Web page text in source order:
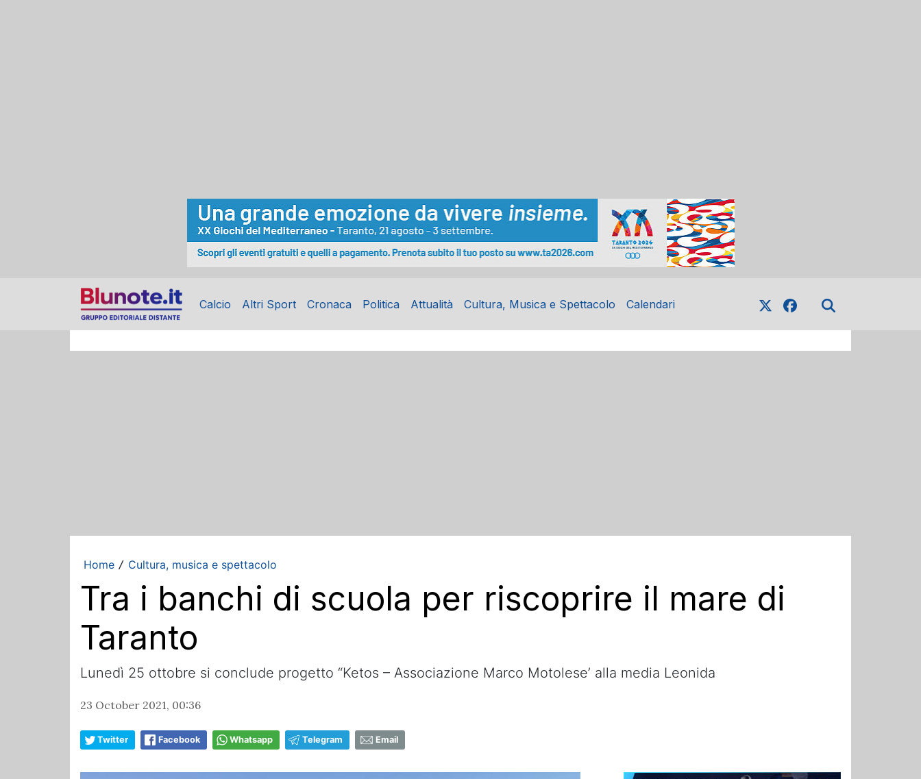
Calcio Altri Sport Cronaca Politica Attualità Cultura, Musica e Spettacolo Calendari
Home / Cultura, musica e spettacolo
Tra i banchi di scuola per riscoprire il mare di
Taranto
Lunedì 25 ottobre si conclude progetto “Ketos – Associazione Marco Motolese’ alla media Leonida
23 October 2021, 00:36
Twitter Facebook Whatsapp Telegram Email